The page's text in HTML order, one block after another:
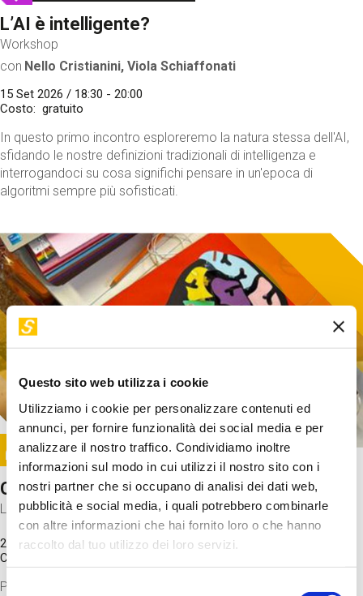
Questo sito web utilizza i cookie
Utilizziamo i cookie per personalizzare contenuti ed
annunci, per fornire funzionalità dei social media e per
analizzare il nostro traffico. Condividiamo inoltre
informazioni sul modo in cui utilizzi il nostro sito con i
nostri partner che si occupano di analisi dei dati web,
pubblicità e social media, i quali potrebbero combinarle
con altre informazioni che hai fornito loro o che hanno
raccolto dal tuo utilizzo dei loro servizi.
Selezione
L’AI è intelligente?
Workshop
con Nello Cristianini, Viola Schiaffonati
15 Set 2026 / 18:30 - 20:00
Costo
gratuito
In questo primo incontro esploreremo la natura stessa dell'AI,
sfidando le nostre definizioni tradizionali di intelligenza e
interrogandoci su cosa significhi pensare in un'epoca di
algoritmi sempre più sofisticati.
Image
SUNDAY@STEP
Come funziona il cervello?
Laboratorio
20 Set 2026 / 11:15 - 13:00
Costo
Proveremo a costruire un cervello in cartoncino cercando di